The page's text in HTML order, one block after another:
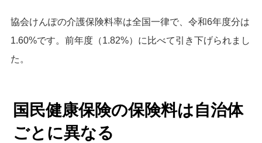
協会けんぽの介護保険料率は全国一律で、令和6年度分は
1.60%です。前年度（1.82%）に比べて引き下げられまし
た。
国民健康保険の保険料は自治体
ごとに異なる